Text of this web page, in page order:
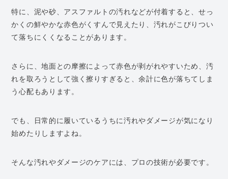
特に、泥や砂、アスファルトの汚れなどが付着すると、せっ
かくの鮮やかな赤色がくすんで見えたり、汚れがこびりつい
て落ちにくくなることがあります。
さらに、地面との摩擦によって赤色が剥がれやすいため、汚
れを取ろうとして強く擦りすぎると、余計に色が落ちてしま
う心配もあります。
でも、日常的に履いているうちに汚れやダメージが気になり
始めたりしますよね。
そんな汚れやダメージのケアには、プロの技術が必要です。